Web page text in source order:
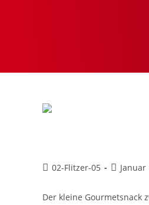
02-Flitzer-05 Januar
Der kleine Gourmetsnack